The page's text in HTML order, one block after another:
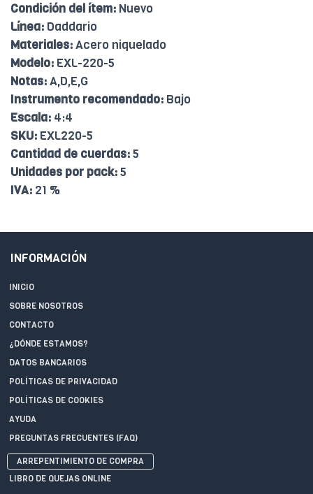
Condición del ítem: Nuevo
Línea: Daddario
Materiales:Acero niquelado
Modelo: EXL-220-5
Notas:A,D,E,G
Instrumento recomendado: Bajo
Escala: 4:4
SKU: EXL220-5
Cantidad de cuerdas:5
Unidades por pack:5
IVA: 21 %
INFORMACIÓN
INICIO
SOBRE NOSOTROS
CONTACTO
¿DÓNDE ESTAMOS?
DATOS BANCARIOS
POLÍTICAS DE PRIVACIDAD
POLÍTICAS DE COOKIES
AYUDA
PREGUNTAS FRECUENTES (FAQ)
ARREPENTIMIENTO DE COMPRA
LIBRO DE QUEJAS ONLINE